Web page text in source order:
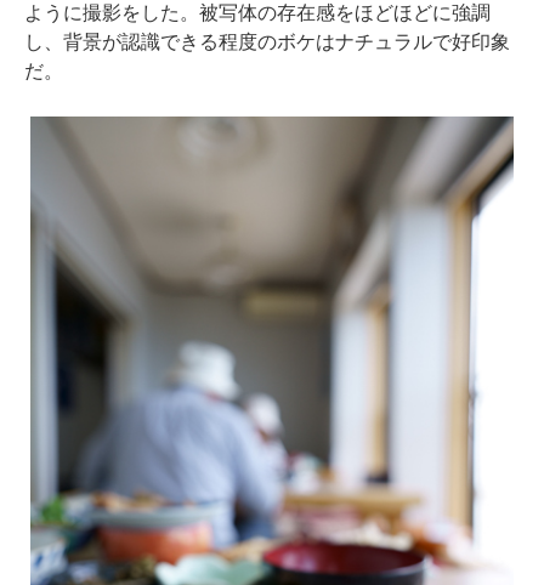
ように撮影をした。被写体の存在感をほどほどに強調
し、背景が認識できる程度のボケはナチュラルで好印象
だ。